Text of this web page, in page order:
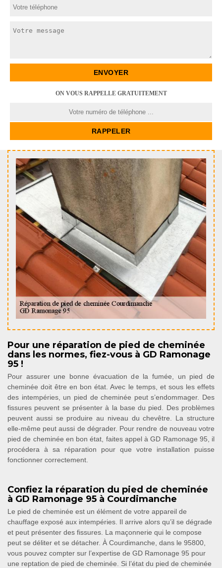
ON VOUS RAPPELLE GRATUITEMENT
Pour une réparation de pied de cheminée
dans les normes, fiez-vous à GD Ramonage
95 !
Pour assurer une bonne évacuation de la fumée, un pied de
cheminée doit être en bon état. Avec le temps, et sous les effets
des intempéries, un pied de cheminée peut s’endommager. Des
fissures peuvent se présenter à la base du pied. Des problèmes
peuvent aussi se produire au niveau du chevêtre. La structure
elle-même peut aussi de dégrader. Pour rendre de nouveau votre
pied de cheminée en bon état, faites appel à GD Ramonage 95, il
procédera à sa réparation pour que votre installation puisse
fonctionner correctement.
Confiez la réparation du pied de cheminée
à GD Ramonage 95 à Courdimanche
Le pied de cheminée est un élément de votre appareil de
chauffage exposé aux intempéries. Il arrive alors qu’il se dégrade
et peut présenter des fissures. La maçonnerie qui le compose
peut se déliter et se détacher. À Courdimanche, dans le 95800,
vous pouvez compter sur l’expertise de GD Ramonage 95 pour
une reptation de pied de cheminée. Si l’état du pied de cheminée